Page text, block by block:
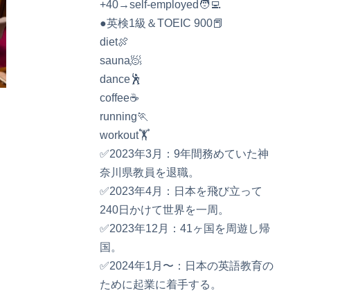
+40→self-employed🧑‍💻
●英検1級＆TOEIC 900📕
diet🍖
sauna🧖
dance🕺
coffee☕️
running🏃
workout🏋️
✅2023年3月：9年間務めていた神
奈川県教員を退職。
✅2023年4月：日本を飛び立って
240日かけて世界を一周。
✅2023年12月：41ヶ国を周遊し帰
国。
✅2024年1月〜：日本の英語教育の
ために起業に着手する。